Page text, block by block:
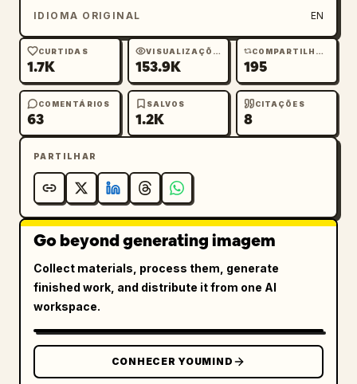
IDIOMA ORIGINAL EN
CURTIDAS
1.7K
VISUALIZAÇÕES
153.9K
COMPARTILHAMENTOS
195
COMENTÁRIOS
63
SALVOS
1.2K
CITAÇÕES
8
PARTILHAR
Go beyond generating imagem
Collect materials, process them, generate
finished work, and distribute it from one AI
workspace.
CONHECER YOUMIND